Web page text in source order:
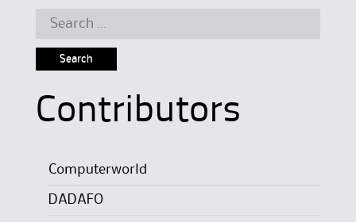
Search
Contributors
Computerworld
DADAFO